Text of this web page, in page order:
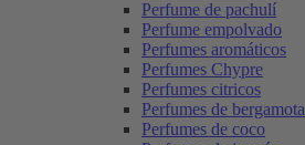
Perfume de pachulí
Perfume empolvado
Perfumes aromáticos
Perfumes Chypre
Perfumes citricos
Perfumes de bergamota
Perfumes de coco